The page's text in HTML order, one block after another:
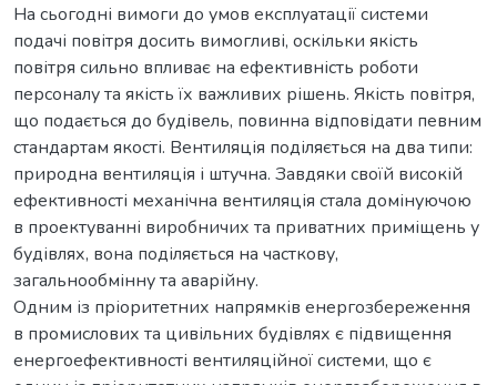
На сьогодні вимоги до умов експлуатації системи
подачі повітря досить вимогливі, оскільки якість
повітря сильно впливає на ефективність роботи
персоналу та якість їх важливих рішень. Якість повітря,
що подається до будівель, повинна відповідати певним
стандартам якості. Вентиляція поділяється на два типи:
природна вентиляція і штучна. Завдяки своїй високій
ефективності механічна вентиляція стала домінуючою
в проектуванні виробничих та приватних приміщень у
будівлях, вона поділяється на часткову,
загальнообмінну та аварійну.
Одним із пріоритетних напрямків енергозбереження
в промислових та цивільних будівлях є підвищення
енергоефективності вентиляційної системи, що є